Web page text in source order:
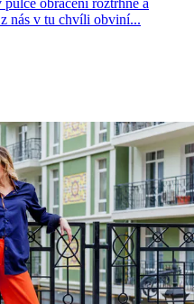
obracení roztrhne a
nás v tu chvíli obviní...